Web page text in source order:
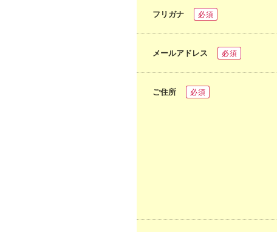
フリガナ 必須
メールアドレス 必須
ご住所 必須